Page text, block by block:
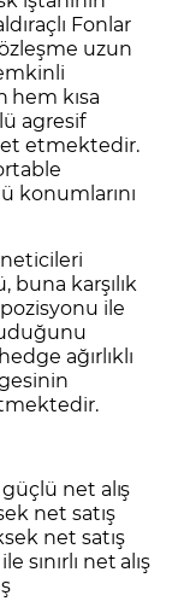
Fonlar
uzun
kısa
agresif
etmektedir.
konumlarını
karşılık
pozisyonu ile
ağırlıklı
güçlü net alış
net satış
net satış
sınırlı net alış